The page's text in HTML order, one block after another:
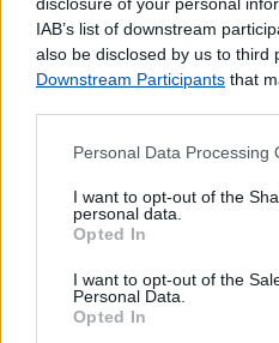
IAB’s list of downstream
also be disclosed by us to third
Downstream Participants that
Personal Data Processing
I want to opt-out of the
personal data.
Opted In
I want to opt-out of the
Personal Data.
Opted In